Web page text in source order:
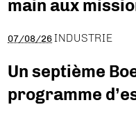
main aux
07/08/26 INDUSTRIE
Un septième
programme